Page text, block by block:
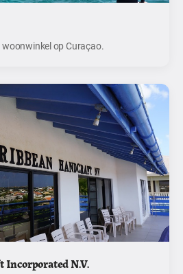
op Curaçao.
Incorporated N.V.